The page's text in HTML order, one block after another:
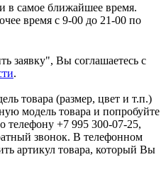
в самое ближайшее время.
время с 9-00 до 21-00 по
заявку", Вы соглашаетесь с
.
товара (размер, цвет и т.п.)
модель товара и попробуйте
телефону +7 995 300-07-25,
звонок. В телефонном
артикул товара, который Вы